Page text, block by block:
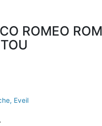
ROMEO
, Eveil